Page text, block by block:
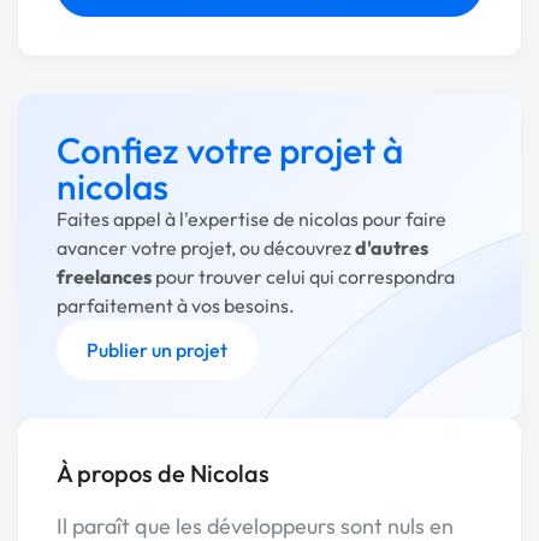
Confiez votre projet à
nicolas
Faites appel à l'expertise de nicolas pour faire
avancer votre projet, ou découvrezd'autres
freelances pour trouver celui qui correspondra
parfaitement à vos besoins.
Publier un projet
À propos de Nicolas
Il paraît que les développeurs sont nuls en